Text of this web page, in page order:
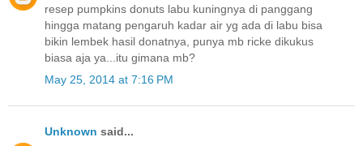
resep pumpkins donuts labu kuningnya di panggang
hingga matang pengaruh kadar air yg ada di labu bisa
bikin lembek hasil donatnya, punya mb ricke dikukus
biasa aja ya...itu gimana mb?
May 25, 2014 at 7:16 PM
Unknown said...